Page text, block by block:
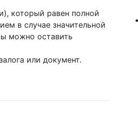
который равен полной
в случае значительной
можно оставить
или документ.